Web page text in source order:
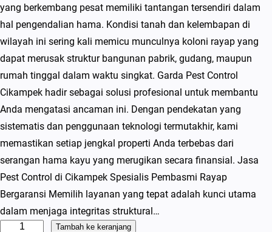
yang berkembang pesat memiliki tantangan tersendiri dalam
hal pengendalian hama. Kondisi tanah dan kelembapan di
wilayah ini sering kali memicu munculnya koloni rayap yang
dapat merusak struktur bangunan pabrik, gudang, maupun
rumah tinggal dalam waktu singkat. Garda Pest Control
Cikampek hadir sebagai solusi profesional untuk membantu
Anda mengatasi ancaman ini. Dengan pendekatan yang
sistematis dan penggunaan teknologi termutakhir, kami
memastikan setiap jengkal properti Anda terbebas dari
serangan hama kayu yang merugikan secara finansial. Jasa
Pest Control di Cikampek Spesialis Pembasmi Rayap
Bergaransi Memilih layanan yang tepat adalah kunci utama
dalam menjaga integritas struktural…
Tambah ke keranjang